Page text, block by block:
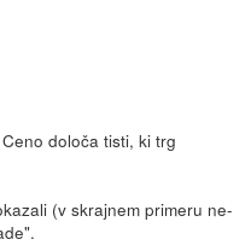
določa tisti, ki trg
(v skrajnem primeru ne-